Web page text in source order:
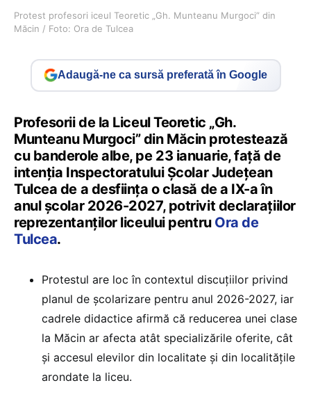
Protest profesori iceul Teoretic „Gh. Munteanu Murgoci” din
Măcin / Foto: Ora de Tulcea
Adaugă-ne ca sursă preferată în Google
Profesorii de la Liceul Teoretic „Gh.
Munteanu Murgoci” din Măcin protestează
cu banderole albe, pe 23 ianuarie, față de
intenția Inspectoratului Școlar Județean
Tulcea de a desființa o clasă de a IX-a în
anul școlar 2026-2027, potrivit declarațiilor
reprezentanților liceului pentru Ora de
Tulcea.
Protestul are loc în contextul discuțiilor privind
planul de școlarizare pentru anul 2026-2027, iar
cadrele didactice afirmă că reducerea unei clase
la Măcin ar afecta atât specializările oferite, cât
și accesul elevilor din localitate și din localitățile
arondate la liceu.